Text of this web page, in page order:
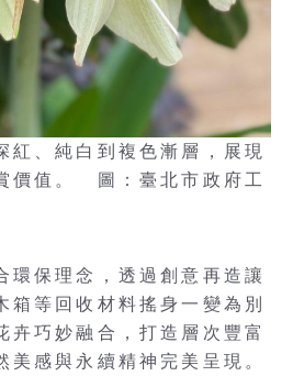
紅、純白到複色漸層，展現
價值。 圖：臺北市政府工
環保理念，透過創意再造讓
箱等回收材料搖身一變為別
卉巧妙融合，打造層次豐富
美感與永續精神完美呈現。